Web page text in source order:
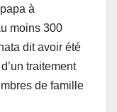
à
moins 300
dit avoir été
traitement
de famille